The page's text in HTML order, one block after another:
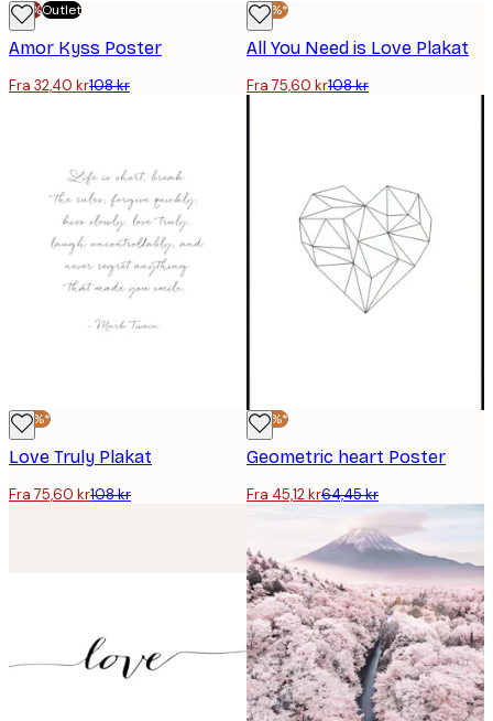
-70%Outlet
Amor Kyss Poster
Fra 32,40 kr108 kr
-30%*
All You Need is Love Plakat
Fra 75,60 kr108 kr
-30%*
Love Truly Plakat
Fra 75,60 kr108 kr
-30%*
Geometric heart Poster
Fra 45,12 kr64,45 kr